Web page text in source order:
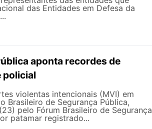
das Entidades em Defesa da
aponta recordes de
policial
violentas intencionais (MVI) em
Brasileiro de Segurança Pública,
pelo Fórum Brasileiro de Segurança
patamar registrado...